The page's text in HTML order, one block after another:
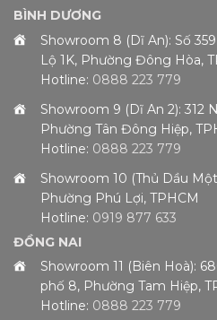
BÌNH DƯƠNG
Showroom 8 (Dĩ An): Số
Lộ 1K, Phường Đông Hòa,
Hotline: 0888 223 779
Showroom 9 (Dĩ An 2): 312
Phường Tân Đông Hiệp,
Hotline: 0888 223 779
Showroom 10 (Thủ Dầu
Phường Phú Lợi, TPHCM
Hotline: 0919 877 633
ĐỒNG NAI
Showroom 11 (Biên Hoà):
phố 8, Phường Tam Hiệp,
Hotline: 0888 223 779